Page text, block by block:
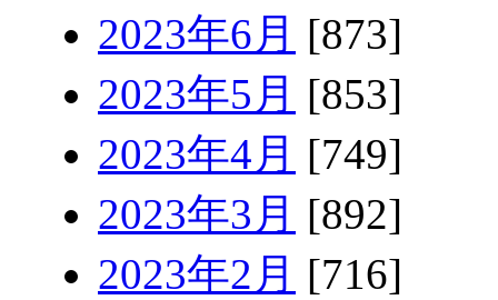
2023年6月 [873]
2023年5月 [853]
2023年4月 [749]
2023年3月 [892]
2023年2月 [716]